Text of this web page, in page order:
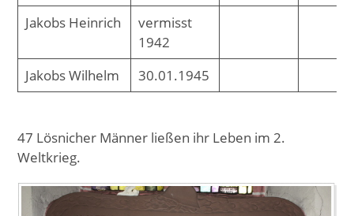
Jakobs Heinrich
vermisst
1942
Jakobs Wilhelm
30.01.1945
47 Lösnicher Männer ließen ihr Leben im 2.
Weltkrieg.